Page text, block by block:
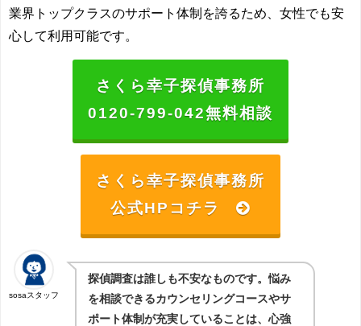
業界トップクラスのサポート体制を誇るため、女性でも安
心して利用可能です。
さくら幸子探偵事務所
0120-799-042無料相談
さくら幸子探偵事務所
公式HPコチラ
sosaスタッフ
探偵調査は誰しも不安なものです。悩み
を相談できるカウンセリングコースやサ
ポート体制が充実していることは、心強